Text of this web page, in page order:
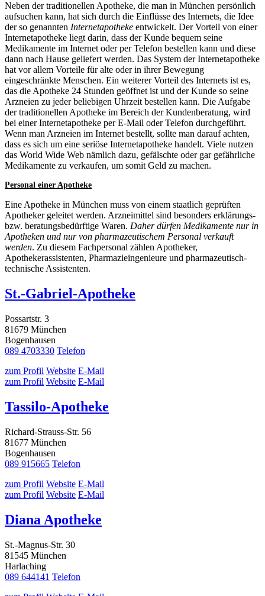
Neben der traditionellen Apotheke, die man in München persönlich
aufsuchen kann, hat sich durch die Einflüsse des Internets, die Idee
der so genannten Internetapotheke entwickelt. Der Vorteil von einer
Internetapotheke liegt darin, dass der Kunde bequem seine
Medikamente im Internet oder per Telefon bestellen kann und diese
dann nach Hause geliefert werden. Das System der Internetapotheke
hat vor allem Vorteile für alte oder in ihrer Bewegung
eingeschränkte Menschen. Ein weiterer Vorteil des Internets ist es,
das die Apotheke 24 Stunden geöffnet ist und der Kunde so seine
Arzneien zu jeder beliebigen Uhrzeit bestellen kann. Die Aufgabe
der traditionellen Apotheke im Bereich der Kundenberatung, wird
bei einer Internetapotheke per E-Mail oder Telefon durchgeführt.
Wenn man Arzneien im Internet bestellt, sollte man darauf achten,
dass es sich um eine seriöse Internetapotheke handelt. Viele nutzen
das World Wide Web nämlich dazu, gefälschte oder gar gefährliche
Medikamente zu verkaufen, um somit Geld zu machen.
Personal einer Apotheke
Eine Apotheke in München muss von einem staatlich geprüften
Apotheker geleitet werden. Arzneimittel sind besonders erklärungs-
bzw. beratungsbedürftige Waren. Daher dürfen Medikamente nur in
Apotheken und nur von pharmazeutischem Personal verkauft
werden. Zu diesem Fachpersonal zählen Apotheker,
Apothekerassistenten, Pharmazieingenieure und pharmazeutisch-
technische Assistenten.
St.-Gabriel-Apotheke
Possartstr. 3
81679 München
Bogenhausen
089 4703330 Telefon
zum Profil Website E-Mail
zum Profil Website E-Mail
Tassilo-Apotheke
Richard-Strauss-Str. 56
81677 München
Bogenhausen
089 915665 Telefon
zum Profil Website E-Mail
zum Profil Website E-Mail
Diana Apotheke
St.-Magnus-Str. 30
81545 München
Harlaching
089 644141 Telefon